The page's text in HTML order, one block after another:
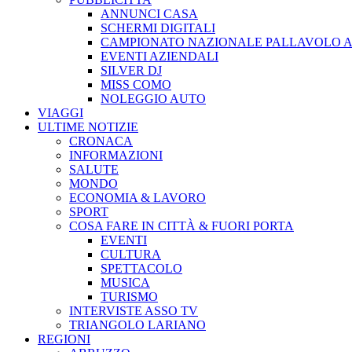
ANNUNCI CASA
SCHERMI DIGITALI
CAMPIONATO NAZIONALE PALLAVOLO
EVENTI AZIENDALI
SILVER DJ
MISS COMO
NOLEGGIO AUTO
VIAGGI
ULTIME NOTIZIE
CRONACA
INFORMAZIONI
SALUTE
MONDO
ECONOMIA & LAVORO
SPORT
COSA FARE IN CITTÀ & FUORI PORTA
EVENTI
CULTURA
SPETTACOLO
MUSICA
TURISMO
INTERVISTE ASSO TV
TRIANGOLO LARIANO
REGIONI